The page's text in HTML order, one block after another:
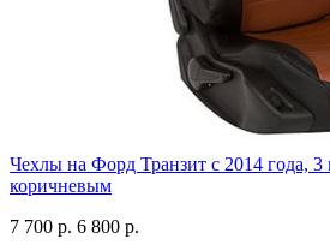
Чехлы на Форд Транзит с 2014 года, 3
коричневым
7 700 р. 6 800 р.